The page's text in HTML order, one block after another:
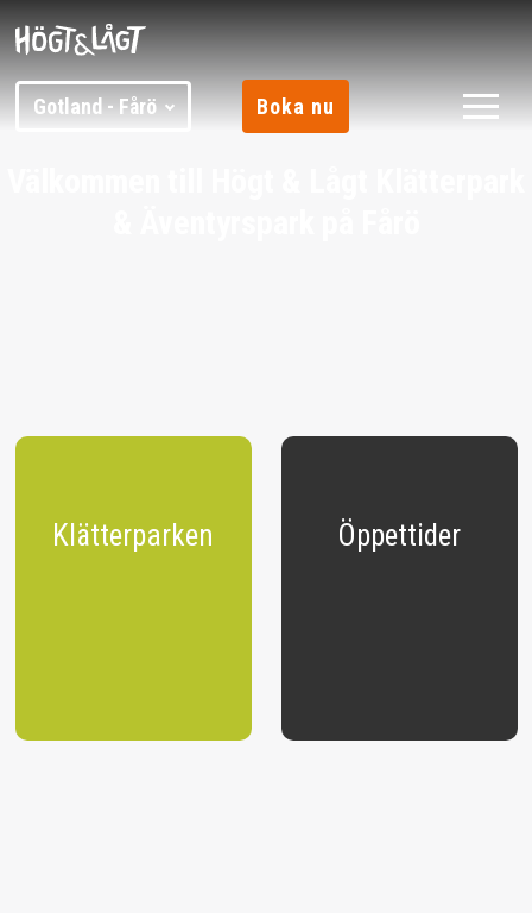
Gotland - Fårö Boka nu
Klätterparken Öppettider